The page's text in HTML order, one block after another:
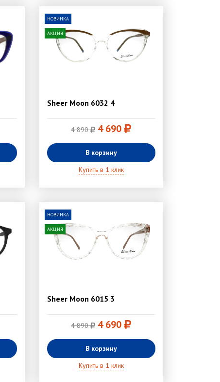
НОВИНКА
АКЦИЯ
Sheer Moon 6032 4
4 890 4 690
В корзину
Купить в 1 клик
НОВИНКА
АКЦИЯ
Sheer Moon 6015 3
4 890 4 690
В корзину
Купить в 1 клик